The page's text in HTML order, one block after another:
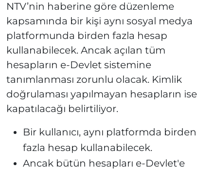
NTV’nin haberine göre düzenleme
kapsamında bir kişi aynı sosyal medya
platformunda birden fazla hesap
kullanabilecek. Ancak açılan tüm
hesapların e-Devlet sistemine
tanımlanması zorunlu olacak. Kimlik
doğrulaması yapılmayan hesapların ise
kapatılacağı belirtiliyor.
Bir kullanıcı, aynı platformda birden
fazla hesap kullanabilecek.
Ancak bütün hesapları e-Devlet'e